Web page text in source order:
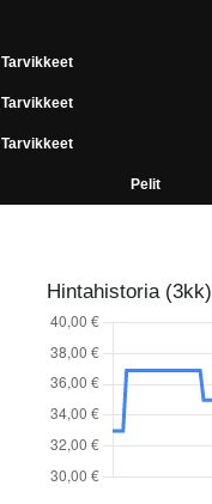
Tarvikkeet
Tarvikkeet
Tarvikkeet
Pelit
Hintahistoria (3kk)